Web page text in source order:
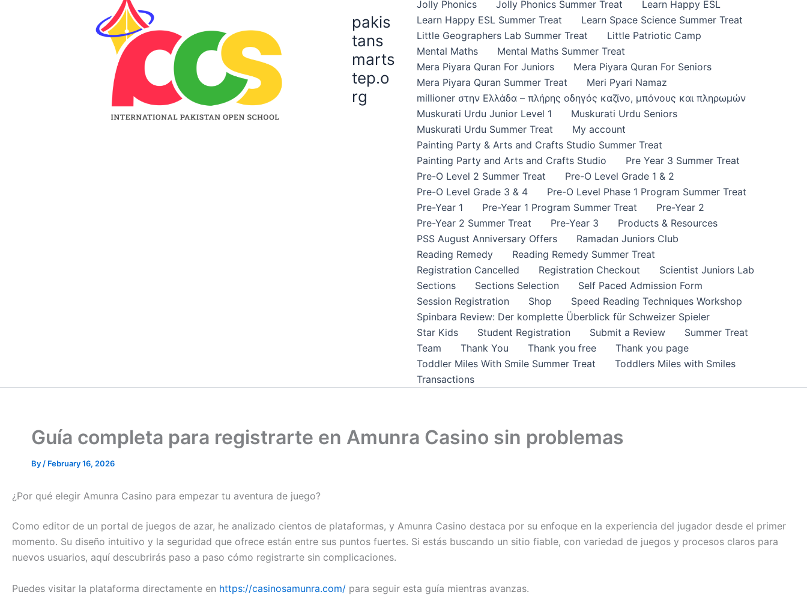
pakis
tans
marts
tep.o
rg
Jolly Phonics
Jolly Phonics Summer Treat
Learn Happy ESL
Learn Happy ESL Summer Treat
Learn Space Science Summer Treat
Little Geographers Lab Summer Treat
Little Patriotic Camp
Mental Maths
Mental Maths Summer Treat
Mera Piyara Quran For Juniors
Mera Piyara Quran For Seniors
Mera Piyara Quran Summer Treat
Meri Pyari Namaz
millioner στην Ελλάδα – πλήρης οδηγός καζίνο, μπόνους και πληρωμών
Muskurati Urdu Junior Level 1
Muskurati Urdu Seniors
Muskurati Urdu Summer Treat
My account
Painting Party & Arts and Crafts Studio Summer Treat
Painting Party and Arts and Crafts Studio
Pre Year 3 Summer Treat
Pre-O Level 2 Summer Treat
Pre-O Level Grade 1 & 2
Pre-O Level Grade 3 & 4
Pre-O Level Phase 1 Program Summer Treat
Pre-Year 1
Pre-Year 1 Program Summer Treat
Pre-Year 2
Pre-Year 2 Summer Treat
Pre-Year 3
Products & Resources
PSS August Anniversary Offers
Ramadan Juniors Club
Reading Remedy
Reading Remedy Summer Treat
Registration Cancelled
Registration Checkout
Scientist Juniors Lab
Sections
Sections Selection
Self Paced Admission Form
Session Registration
Shop
Speed Reading Techniques Workshop
Spinbara Review: Der komplette Überblick für Schweizer Spieler
Star Kids
Student Registration Submit a Review
Summer Treat
Team
Thank You Thank you free
Thank you page
Toddler Miles With Smile Summer Treat
Toddlers Miles with Smiles
Transactions
Guía completa para registrarte en Amunra Casino sin problemas
By / February 16, 2026
¿Por qué elegir Amunra Casino para empezar tu aventura de juego?
Como editor de un portal de juegos de azar, he analizado cientos de plataformas, y Amunra Casino destaca por su enfoque en la experiencia del jugador desde el primer
momento. Su diseño intuitivo y la seguridad que ofrece están entre sus puntos fuertes. Si estás buscando un sitio fiable, con variedad de juegos y procesos claros para
nuevos usuarios, aquí descubrirás paso a paso cómo registrarte sin complicaciones.
Puedes visitar la plataforma directamente en https://casinosamunra.com/ para seguir esta guía mientras avanzas.